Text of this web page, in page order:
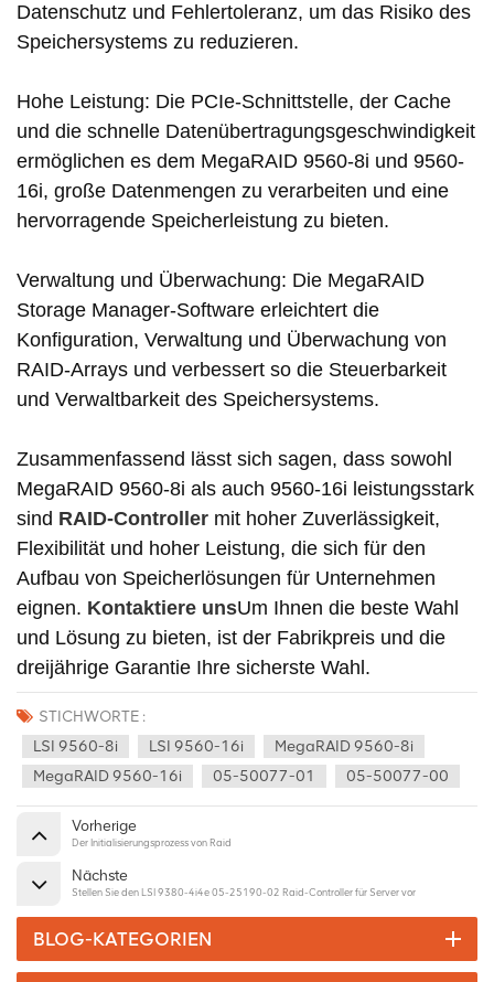
Datenschutz und Fehlertoleranz, um das Risiko des
Speichersystems zu reduzieren.
Hohe Leistung: Die PCIe-Schnittstelle, der Cache
und die schnelle Datenübertragungsgeschwindigkeit
ermöglichen es dem MegaRAID 9560-8i und 9560-
16i, große Datenmengen zu verarbeiten und eine
hervorragende Speicherleistung zu bieten.
Verwaltung und Überwachung: Die MegaRAID
Storage Manager-Software erleichtert die
Konfiguration, Verwaltung und Überwachung von
RAID-Arrays und verbessert so die Steuerbarkeit
und Verwaltbarkeit des Speichersystems.
Zusammenfassend lässt sich sagen, dass sowohl
MegaRAID 9560-8i als auch 9560-16i leistungsstark
sind RAID-Controller mit hoher Zuverlässigkeit,
Flexibilität und hoher Leistung, die sich für den
Aufbau von Speicherlösungen für Unternehmen
eignen. Kontaktiere unsUm Ihnen die beste Wahl
und Lösung zu bieten, ist der Fabrikpreis und die
dreijährige Garantie Ihre sicherste Wahl.
STICHWORTE :
LSI 9560-8i
LSI 9560-16i
MegaRAID 9560-8i
MegaRAID 9560-16i
05-50077-01 05-50077-00
Vorherige
Der Initialisierungsprozess von Raid
Nächste
Stellen Sie den LSI 9380-4i4e 05-25190-02 Raid-Controller für Server vor
BLOG-KATEGORIEN